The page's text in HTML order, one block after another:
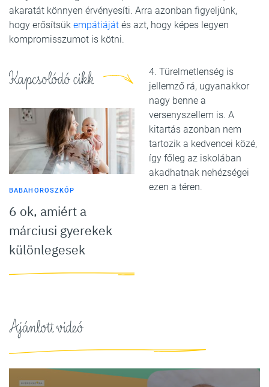
akaratát könnyen érvényesíti. Arra azonban figyeljünk,
hogy erősítsük empátiáját és azt, hogy képes legyen
kompromisszumot is kötni.
Kapcsolódó cikk
BABAHOROSZKÓP
6 ok, amiért a
márciusi gyerekek
különlegesek
4. Türelmetlenség is
jellemző rá, ugyanakkor
nagy benne a
versenyszellem is. A
kitartás azonban nem
tartozik a kedvencei közé,
így főleg az iskolában
akadhatnak nehézségei
ezen a téren.
Ajánlott videó